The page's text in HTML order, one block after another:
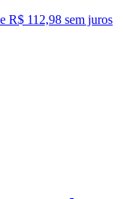
R$ 112,98 sem juros